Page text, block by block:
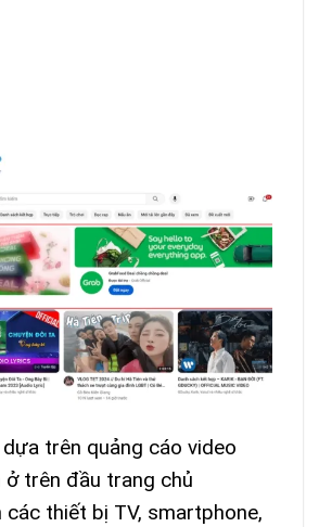
trên quảng cáo video
ở trên đầu trang chủ
các thiết bị TV, smartphone,